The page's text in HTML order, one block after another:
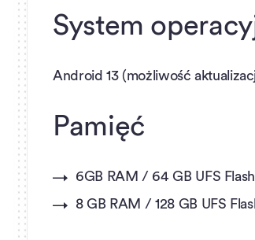
System
Android 13 (możliwość
Pamięć
6GB RAM / 64 GB UFS Flash
8 GB RAM / 128 GB UFS